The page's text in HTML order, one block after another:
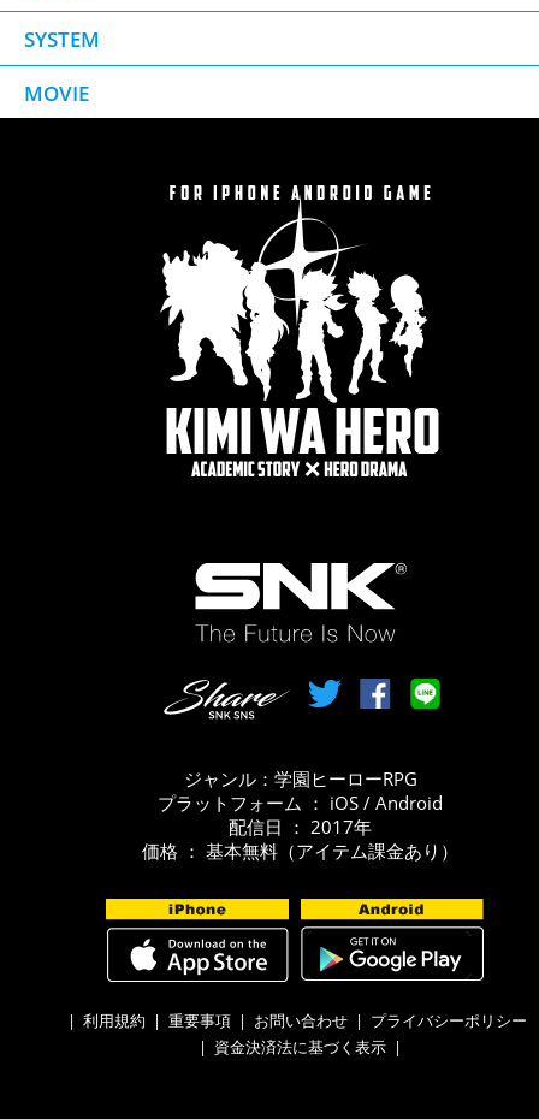
SYSTEM
MOVIE
ジャンル：学園ヒーローRPG
プラットフォーム ： iOS / Android
配信日 ： 2017年
価格 ： 基本無料（アイテム課金あり）
| 利用規約 | 重要事項 | お問い合わせ | プライバシーポリシー
| 資金決済法に基づく表示 |